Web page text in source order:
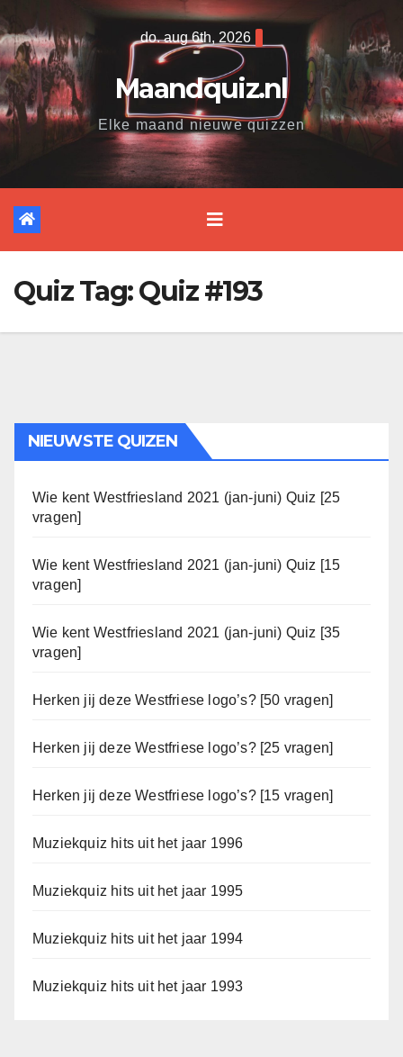
naar
de
inhoud
do. aug 6th, 2026
Maandquiz.nl
Elke maand nieuwe quizzen
Quiz Tag:Quiz #193
NIEUWSTE QUIZEN
Wie kent Westfriesland 2021 (jan-juni) Quiz [25
vragen]
Wie kent Westfriesland 2021 (jan-juni) Quiz [15
vragen]
Wie kent Westfriesland 2021 (jan-juni) Quiz [35
vragen]
Herken jij deze Westfriese logo’s? [50 vragen]
Herken jij deze Westfriese logo’s? [25 vragen]
Herken jij deze Westfriese logo’s? [15 vragen]
Muziekquiz hits uit het jaar 1996
Muziekquiz hits uit het jaar 1995
Muziekquiz hits uit het jaar 1994
Muziekquiz hits uit het jaar 1993